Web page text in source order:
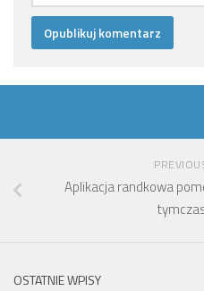
Aplikacja randkowa
OSTATNIE WPISY